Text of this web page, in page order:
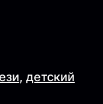
, детский